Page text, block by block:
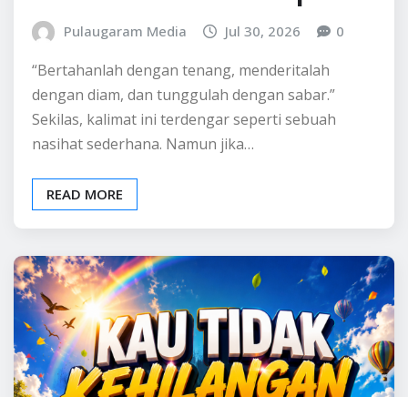
Pulaugaram Media Jul 30, 2026 0
“Bertahanlah dengan tenang, menderitalah
dengan diam, dan tunggulah dengan sabar.”
Sekilas, kalimat ini terdengar seperti sebuah
nasihat sederhana. Namun jika…
READ MORE